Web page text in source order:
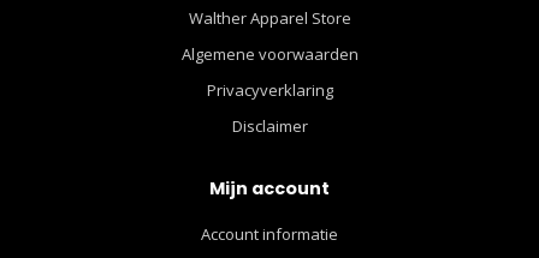
Walther Apparel Store
Algemene voorwaarden
Privacyverklaring
Disclaimer
Mijn account
Account informatie